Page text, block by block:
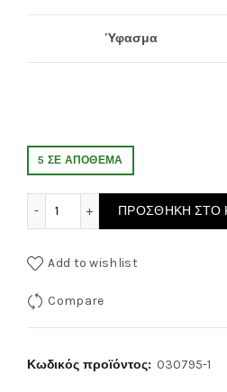
Ύφασμα
5 ΣΕ ΑΠΌΘΕΜΑ
ΠΡΟΣΘΉΚΗ ΣΤΟ
Add to wishlist
Compare
Κωδικός προϊόντος: 030795-1